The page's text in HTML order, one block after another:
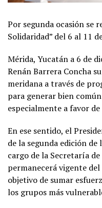
Por segunda ocasión se
Solidaridad” del 6 al 11
Mérida, Yucatán a 6 de
Renán Barrera Concha
meridana a través de
para generar bien
especialmente a favor
En ese sentido, el
de la segunda edición de
cargo de la Secretaría
permanecerá vigente
objetivo de sumar
los grupos más